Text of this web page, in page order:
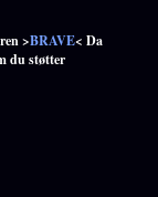
>BRAVE< Da
du støtter